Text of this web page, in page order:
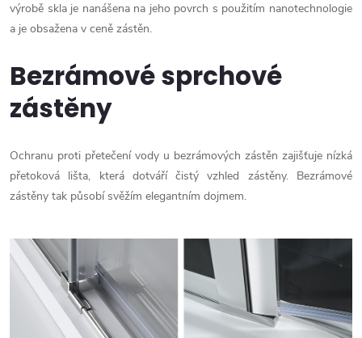
výrobě skla je nanášena na jeho povrch s použitím nanotechnologie
a je obsažena v ceně zástěn.
Bezrámové sprchové
zástěny
Ochranu proti přetečení vody u bezrámových zástěn zajišťuje nízká
přetoková lišta, která dotváří čistý vzhled zástěny. Bezrámové
zástěny tak působí svěžím elegantním dojmem.